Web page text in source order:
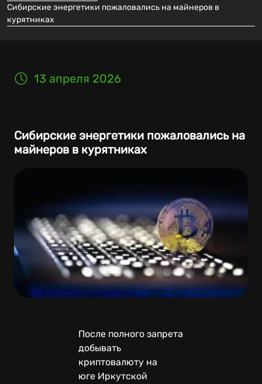
Сибирские энергетики пожаловались на майнеров в
курятниках
13 апреля 2026
Сибирские энергетики пожаловались на
майнеров в курятниках
После полного запрета
добывать
криптовалюту на
юге Иркутской